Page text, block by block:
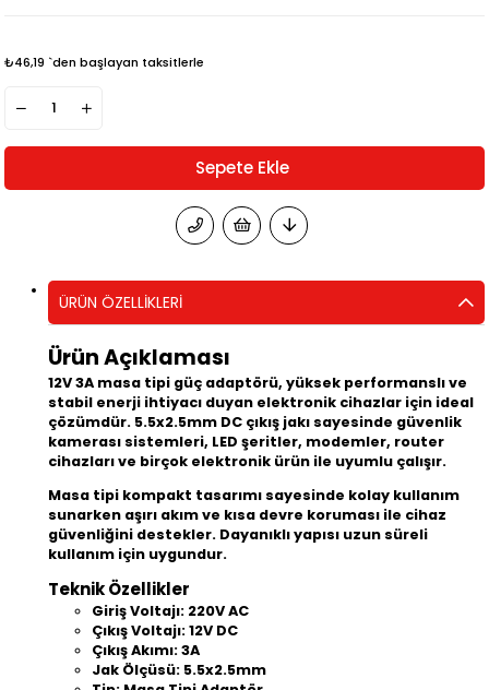
₺46,19 `den başlayan taksitlerle
ÜRÜN ÖZELLIKLERI
Ürün Açıklaması
12V 3A masa tipi güç adaptörü, yüksek performanslı ve
stabil enerji ihtiyacı duyan elektronik cihazlar için ideal
çözümdür. 5.5x2.5mm DC çıkış jakı sayesinde güvenlik
kamerası sistemleri, LED şeritler, modemler, router
cihazları ve birçok elektronik ürün ile uyumlu çalışır.
Masa tipi kompakt tasarımı sayesinde kolay kullanım
sunarken aşırı akım ve kısa devre koruması ile cihaz
güvenliğini destekler. Dayanıklı yapısı uzun süreli
kullanım için uygundur.
Teknik Özellikler
Giriş Voltajı: 220V AC
Çıkış Voltajı: 12V DC
Çıkış Akımı: 3A
Jak Ölçüsü: 5.5x2.5mm